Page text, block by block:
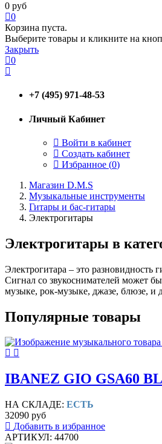
0 руб
0
Корзина пуста.
Выберите товары и кликните на
Закрыть
0
+7 (495) 971-48-53
Личный Кабинет
Войти в кабинет
Создать кабинет
Избранное (0)
Магазин D.M.S
Музыкальные инструменты
Гитары и бас-гитары
Электрогитары
Электрогитары в
Электрогитара – это разновидность
Сигнал со звукоснимателей может
музыке, рок-музыке, джазе, блюзе, и
Популярные товары
IBANEZ GIO GSA60
НА СКЛАДЕ: ЕСТЬ
32090 руб
Добавить в избранное
АРТИКУЛ: 44700